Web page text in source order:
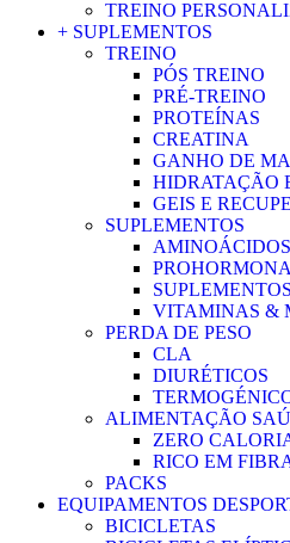
TREINO
+ SUPLEMENTOS
TREINO
PÓS TREINO
PRÉ-TREINO
PROTEÍNAS
CREATINA
GANHO DE
HIDRATAÇÃO
GEIS E
SUPLEMENTOS
AMINOÁCIDOS
VITAMINAS &
PERDA DE PESO
CLA
DIURÉTICOS
ALIMENTAÇÃO
ZERO
RICO EM
PACKS
EQUIPAMENTOS
BICICLETAS